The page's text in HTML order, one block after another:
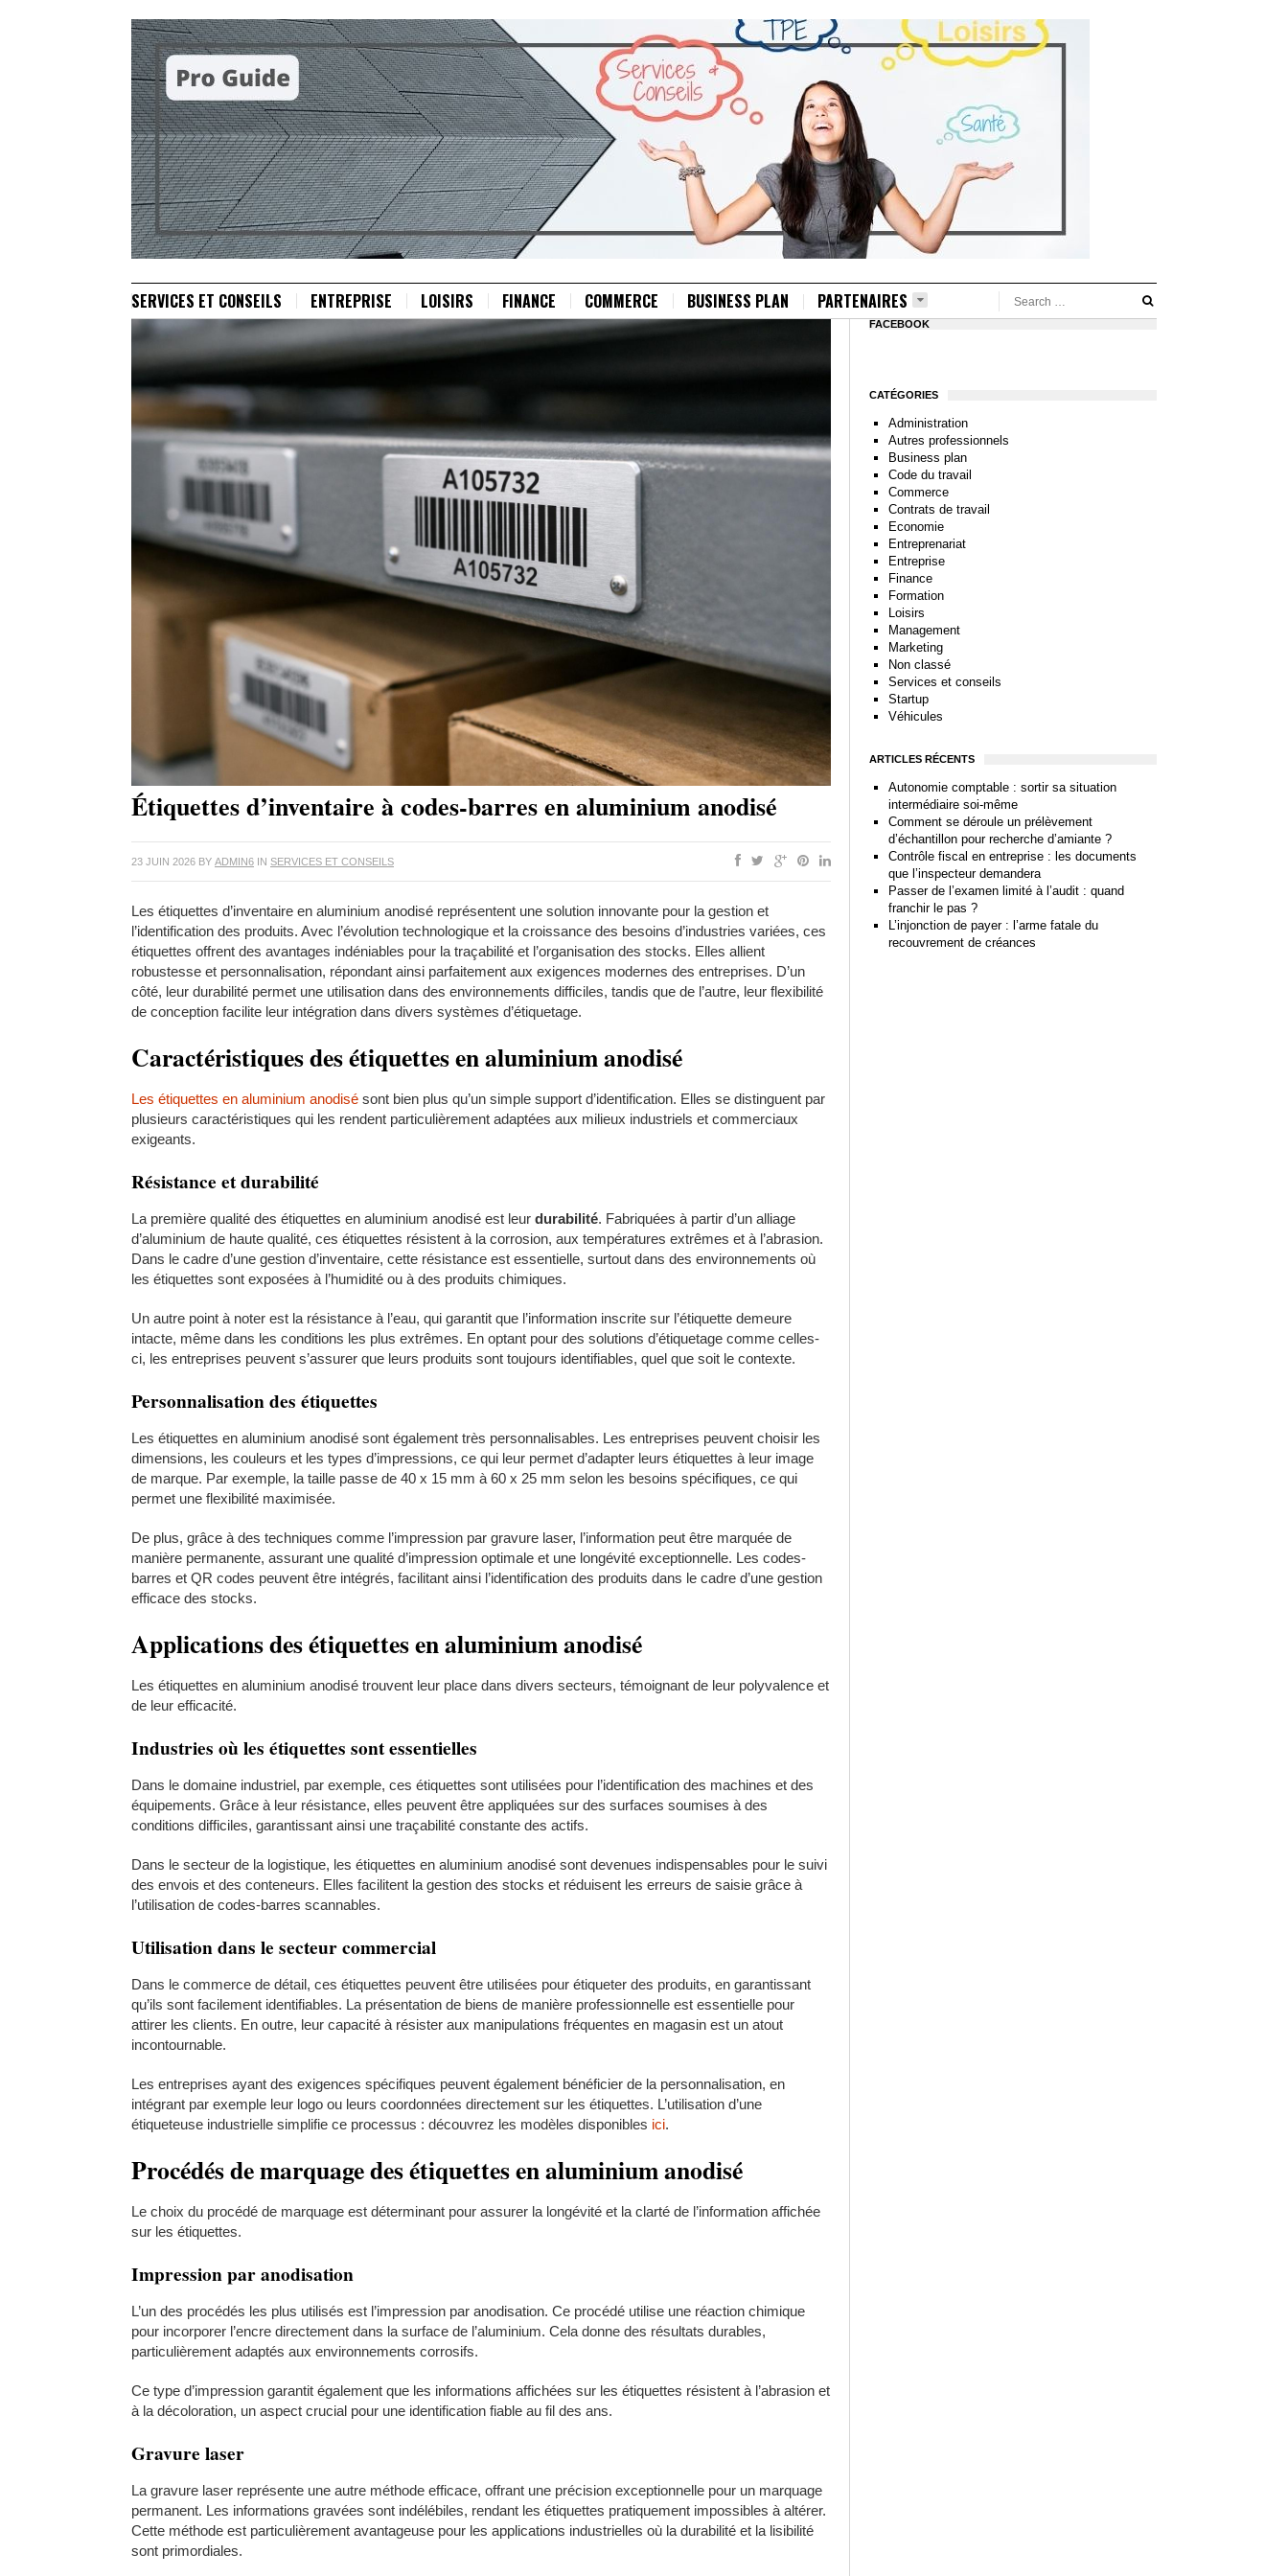
SERVICES ET CONSEILS ENTREPRISE LOISIRS FINANCE COMMERCE BUSINESS PLAN PARTENAIRES
Étiquettes d’inventaire à codes-barres en aluminium anodisé
23 JUIN 2026 BY ADMIN6 IN SERVICES ET CONSEILS
Les étiquettes d’inventaire en aluminium anodisé représentent une solution innovante pour la gestion et
l’identification des produits. Avec l’évolution technologique et la croissance des besoins d’industries variées, ces
étiquettes offrent des avantages indéniables pour la traçabilité et l’organisation des stocks. Elles allient
robustesse et personnalisation, répondant ainsi parfaitement aux exigences modernes des entreprises. D’un
côté, leur durabilité permet une utilisation dans des environnements difficiles, tandis que de l’autre, leur flexibilité
de conception facilite leur intégration dans divers systèmes d’étiquetage.
Caractéristiques des étiquettes en aluminium anodisé
Les étiquettes en aluminium anodisé sont bien plus qu’un simple support d’identification. Elles se distinguent par
plusieurs caractéristiques qui les rendent particulièrement adaptées aux milieux industriels et commerciaux
exigeants.
Résistance et durabilité
La première qualité des étiquettes en aluminium anodisé est leur durabilité. Fabriquées à partir d’un alliage
d’aluminium de haute qualité, ces étiquettes résistent à la corrosion, aux températures extrêmes et à l’abrasion.
Dans le cadre d’une gestion d’inventaire, cette résistance est essentielle, surtout dans des environnements où
les étiquettes sont exposées à l’humidité ou à des produits chimiques.
Un autre point à noter est la résistance à l’eau, qui garantit que l’information inscrite sur l’étiquette demeure
intacte, même dans les conditions les plus extrêmes. En optant pour des solutions d’étiquetage comme celles-
ci, les entreprises peuvent s’assurer que leurs produits sont toujours identifiables, quel que soit le contexte.
Personnalisation des étiquettes
Les étiquettes en aluminium anodisé sont également très personnalisables. Les entreprises peuvent choisir les
dimensions, les couleurs et les types d’impressions, ce qui leur permet d’adapter leurs étiquettes à leur image
de marque. Par exemple, la taille passe de 40 x 15 mm à 60 x 25 mm selon les besoins spécifiques, ce qui
permet une flexibilité maximisée.
De plus, grâce à des techniques comme l’impression par gravure laser, l’information peut être marquée de
manière permanente, assurant une qualité d’impression optimale et une longévité exceptionnelle. Les codes-
barres et QR codes peuvent être intégrés, facilitant ainsi l’identification des produits dans le cadre d’une gestion
efficace des stocks.
Applications des étiquettes en aluminium anodisé
Les étiquettes en aluminium anodisé trouvent leur place dans divers secteurs, témoignant de leur polyvalence et
de leur efficacité.
Industries où les étiquettes sont essentielles
Dans le domaine industriel, par exemple, ces étiquettes sont utilisées pour l’identification des machines et des
équipements. Grâce à leur résistance, elles peuvent être appliquées sur des surfaces soumises à des
conditions difficiles, garantissant ainsi une traçabilité constante des actifs.
Dans le secteur de la logistique, les étiquettes en aluminium anodisé sont devenues indispensables pour le suivi
des envois et des conteneurs. Elles facilitent la gestion des stocks et réduisent les erreurs de saisie grâce à
l’utilisation de codes-barres scannables.
Utilisation dans le secteur commercial
Dans le commerce de détail, ces étiquettes peuvent être utilisées pour étiqueter des produits, en garantissant
qu’ils sont facilement identifiables. La présentation de biens de manière professionnelle est essentielle pour
attirer les clients. En outre, leur capacité à résister aux manipulations fréquentes en magasin est un atout
incontournable.
Les entreprises ayant des exigences spécifiques peuvent également bénéficier de la personnalisation, en
intégrant par exemple leur logo ou leurs coordonnées directement sur les étiquettes. L’utilisation d’une
étiqueteuse industrielle simplifie ce processus : découvrez les modèles disponibles ici.
Procédés de marquage des étiquettes en aluminium anodisé
Le choix du procédé de marquage est déterminant pour assurer la longévité et la clarté de l’information affichée
sur les étiquettes.
Impression par anodisation
L’un des procédés les plus utilisés est l’impression par anodisation. Ce procédé utilise une réaction chimique
pour incorporer l’encre directement dans la surface de l’aluminium. Cela donne des résultats durables,
particulièrement adaptés aux environnements corrosifs.
Ce type d’impression garantit également que les informations affichées sur les étiquettes résistent à l’abrasion et
à la décoloration, un aspect crucial pour une identification fiable au fil des ans.
Gravure laser
La gravure laser représente une autre méthode efficace, offrant une précision exceptionnelle pour un marquage
permanent. Les informations gravées sont indélébiles, rendant les étiquettes pratiquement impossibles à altérer.
Cette méthode est particulièrement avantageuse pour les applications industrielles où la durabilité et la lisibilité
sont primordiales.
FACEBOOK
CATÉGORIES
Administration
Autres professionnels
Business plan
Code du travail
Commerce
Contrats de travail
Economie
Entreprenariat
Entreprise
Finance
Formation
Loisirs
Management
Marketing
Non classé
Services et conseils
Startup
Véhicules
ARTICLES RÉCENTS
Autonomie comptable : sortir sa situation
intermédiaire soi-même
Comment se déroule un prélèvement
d’échantillon pour recherche d’amiante ?
Contrôle fiscal en entreprise : les documents
que l’inspecteur demandera
Passer de l’examen limité à l’audit : quand
franchir le pas ?
L’injonction de payer : l’arme fatale du
recouvrement de créances